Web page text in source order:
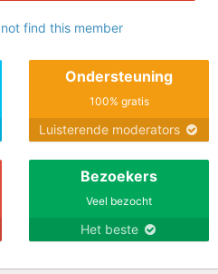
find this member
Ondersteuning
100% gratis
Luisterende moderators
Bezoekers
Veel bezocht
Het beste